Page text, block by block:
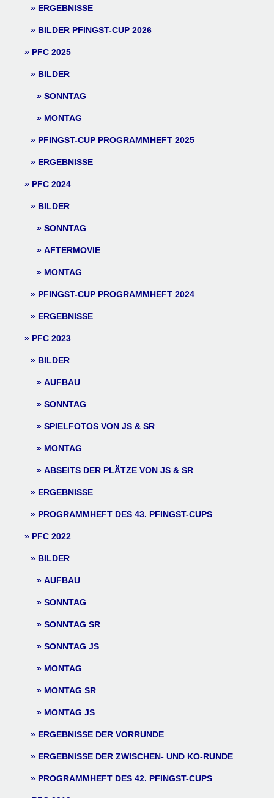
ERGEBNISSE
BILDER PFINGST-CUP 2026
PFC 2025
BILDER
SONNTAG
MONTAG
PFINGST-CUP PROGRAMMHEFT 2025
ERGEBNISSE
PFC 2024
BILDER
SONNTAG
AFTERMOVIE
MONTAG
PFINGST-CUP PROGRAMMHEFT 2024
ERGEBNISSE
PFC 2023
BILDER
AUFBAU
SONNTAG
SPIELFOTOS VON JS & SR
MONTAG
ABSEITS DER PLÄTZE VON JS & SR
ERGEBNISSE
PROGRAMMHEFT DES 43. PFINGST-CUPS
PFC 2022
BILDER
AUFBAU
SONNTAG
SONNTAG SR
SONNTAG JS
MONTAG
MONTAG SR
MONTAG JS
ERGEBNISSE DER VORRUNDE
ERGEBNISSE DER ZWISCHEN- UND KO-RUNDE
PROGRAMMHEFT DES 42. PFINGST-CUPS